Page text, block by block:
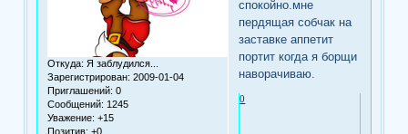
Откуда: Я заблудился...
Зарегистрирован: 2009-01-04
Приглашений: 0
Сообщений: 1245
Уважение: +15
Позитив: +0
спокойно.мне
пердящая собчак на
заставке аппетит
портит когда я борщи
наворачиваю.
0